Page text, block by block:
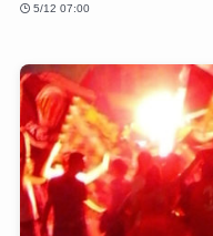
5/12 07:00